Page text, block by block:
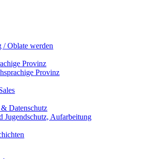
/ Oblate werden
Provinz
Provinz
Datenschutz
Jugendschutz, Aufarbeitung